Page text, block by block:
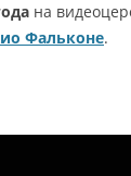
на
Фальконе.